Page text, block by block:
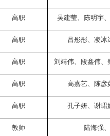
高职 吴建莹、陈明宇
高职 吕彤彤、凌冰
高职 刘靖伟、段鑫伟、
高职 高嘉艺、陈彦
高职 孔子妍、谢珺
教师 陆海强